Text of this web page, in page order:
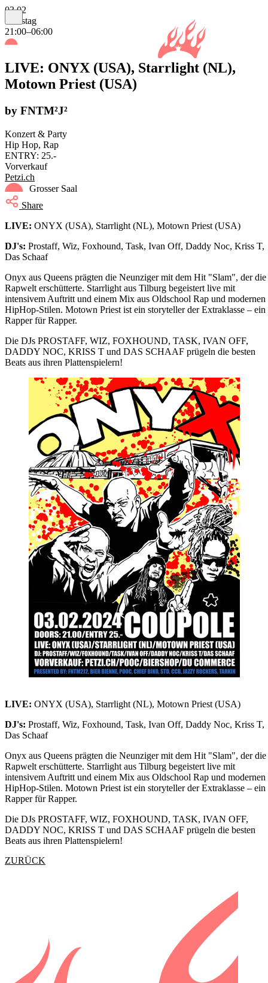
03.02
Samstag
21:00–06:00
LIVE: ONYX (USA), Starrlight (NL),
Motown Priest (USA)
by FNTM²J²
Konzert & Party
Hip Hop, Rap
ENTRY: 25.-
Vorverkauf
Petzi.ch
Grosser Saal
Share
LIVE: ONYX (USA), Starrlight (NL), Motown Priest (USA)
DJ's: Prostaff, Wiz, Foxhound, Task, Ivan Off, Daddy Noc, Kriss T,
Das Schaaf
Onyx aus Queens prägten die Neunziger mit dem Hit "Slam", der die
Rapwelt erschütterte. Starrlight aus Tilburg begeistert live mit
intensivem Auftritt und einem Mix aus Oldschool Rap und modernen
HipHop-Stilen. Motown Priest ist ein storyteller der Extraklasse – ein
Rapper für Rapper.
Die DJs PROSTAFF, WIZ, FOXHOUND, TASK, IVAN OFF,
DADDY NOC, KRISS T und DAS SCHAAF prügeln die besten
Beats aus ihren Plattenspielern!
LIVE: ONYX (USA), Starrlight (NL), Motown Priest (USA)
DJ's: Prostaff, Wiz, Foxhound, Task, Ivan Off, Daddy Noc, Kriss T,
Das Schaaf
Onyx aus Queens prägten die Neunziger mit dem Hit "Slam", der die
Rapwelt erschütterte. Starrlight aus Tilburg begeistert live mit
intensivem Auftritt und einem Mix aus Oldschool Rap und modernen
HipHop-Stilen. Motown Priest ist ein storyteller der Extraklasse – ein
Rapper für Rapper.
Die DJs PROSTAFF, WIZ, FOXHOUND, TASK, IVAN OFF,
DADDY NOC, KRISS T und DAS SCHAAF prügeln die besten
Beats aus ihren Plattenspielern!
ZURÜCK